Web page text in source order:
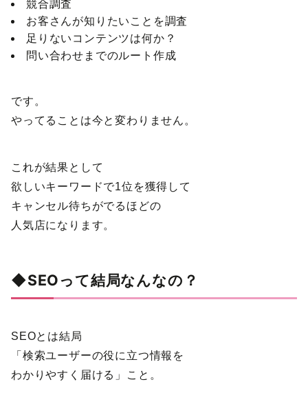
競合調査
お客さんが知りたいことを調査
足りないコンテンツは何か？
問い合わせまでのルート作成
です。
やってることは今と変わりません。
これが結果として
欲しいキーワードで1位を獲得して
キャンセル待ちがでるほどの
人気店になります。
◆SEOって結局なんなの？
SEOとは結局
「検索ユーザーの役に立つ情報を
わかりやすく届ける」こと。